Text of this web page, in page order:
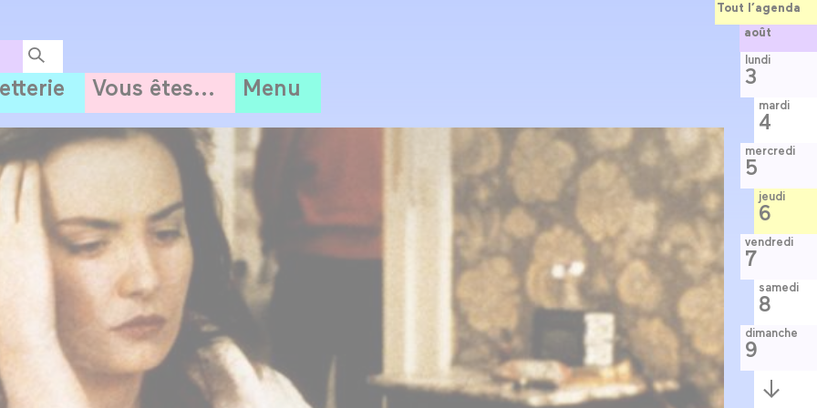
Vous êtes... Menu
Tout l’agenda
août
lundi
3
mardi
4
mercredi
5
jeudi
6
vendredi
7
samedi
8
dimanche
9
Semaine
suivante